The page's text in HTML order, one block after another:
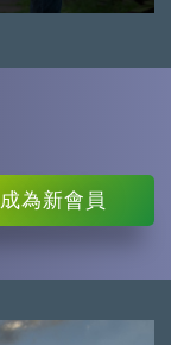
成為新會員